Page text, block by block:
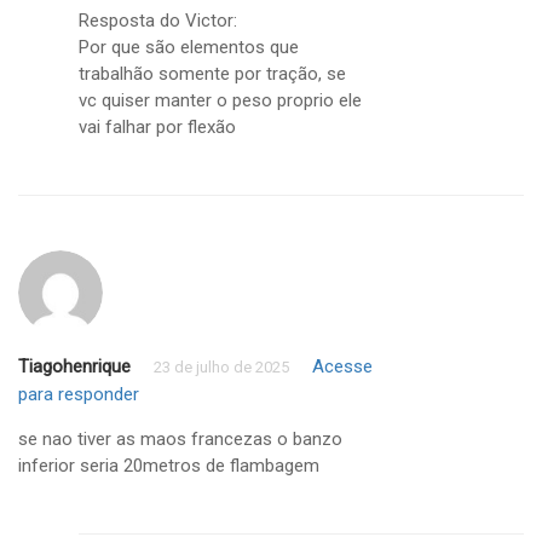
Resposta do Victor:
Por que são elementos que
trabalhão somente por tração, se
vc quiser manter o peso proprio ele
vai falhar por flexão
Tiagohenrique 23 de julho de 2025
Acesse
para responder
se nao tiver as maos francezas o banzo
inferior seria 20metros de flambagem